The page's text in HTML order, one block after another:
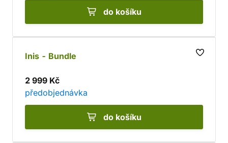
do košíku
Inis - Bundle
2 999 Kč
předobjednávka
do košíku